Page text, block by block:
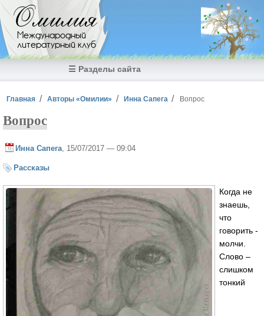
Перейти к основному содержанию
Омилия
Международный
литературный клуб
☰ Разделы сайта
Вы здесь
Главная Авторы «Омилии» Инна Сапега Вопрос
Вопрос
Инна Сапега , 15/07/2017 — 09:04
Рассказы
Когда не
знаешь,
что
говорить -
молчи.
Слово –
слишком
тонкий